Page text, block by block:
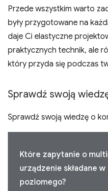
Przede wszystkim warto
były przygotowane na
daje Ci elastyczne
praktycznych technik, ale
który przyda się podczas
Sprawdź swoją
Sprawdź swoją wiedzę o
Które zapytanie o
urządzenie składane
poziomego?